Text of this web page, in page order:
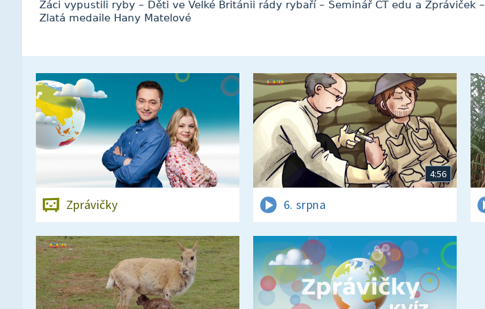
Žáci vypustili ryby – Děti ve Velké Británii rády rybaří – Seminář ČT edu a Zpráviček –
Zlatá medaile Hany Matelové
Zprávičky
4:56
6. srpna